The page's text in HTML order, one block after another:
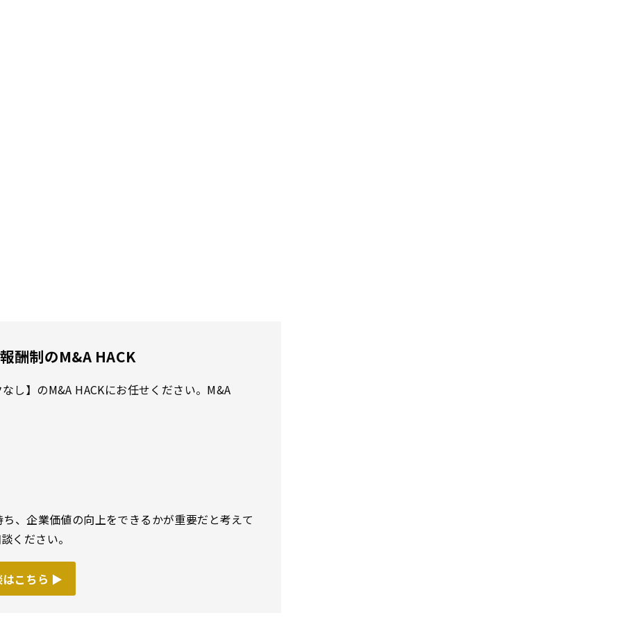
酬制のM&A HACK
し】のM&A HACKにお任せください。M&A
、企業価値の向上をできるかが重要だと考えて
ください。
はこちら ▶︎